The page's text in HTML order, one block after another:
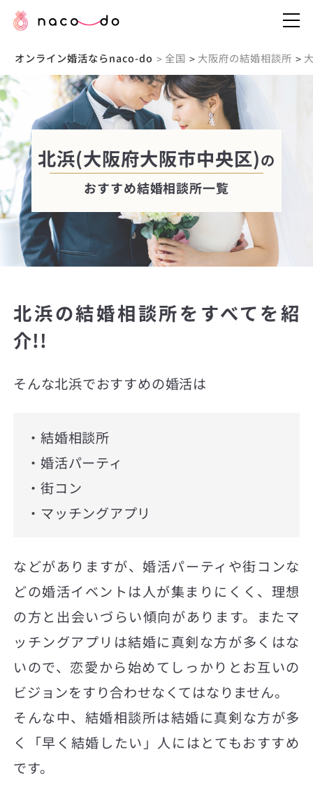
オンライン婚活ならnaco-do > 全国 > 大阪府の結婚相談所 >
北浜(大阪府大阪市中央区)の
おすすめ結婚相談所一覧
北浜の結婚相談所をすべてを紹
介!!
そんな北浜でおすすめの婚活は
・結婚相談所
・婚活パーティ
・街コン
・マッチングアプリ
などがありますが、婚活パーティや街コンな
どの婚活イベントは人が集まりにくく、理想
の方と出会いづらい傾向があります。またマ
ッチングアプリは結婚に真剣な方が多くはな
いので、恋愛から始めてしっかりとお互いの
ビジョンをすり合わせなくてはなりません。
そんな中、結婚相談所は結婚に真剣な方が多
く「早く結婚したい」人にはとてもおすすめ
です。